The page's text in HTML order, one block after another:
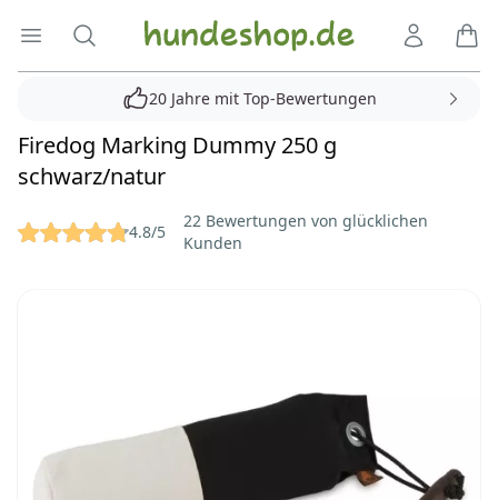
Menü öffnen
Suche Hundeshop.de
20 Jahre mit Top-Bewertungen
Firedog Marking Dummy 250 g
schwarz/natur
Reviews 4.8/5
22 Bewertungen von glücklichen
Kunden